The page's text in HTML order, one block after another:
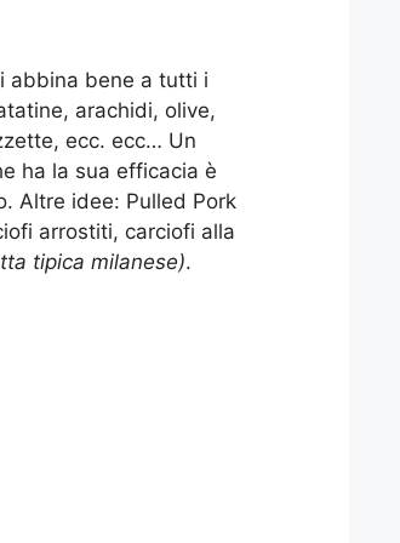
abbina bene a tutti i
arachidi, olive,
ecc. ecc… Un
ha la sua efficacia è
Altre idee: Pulled Pork
arrostiti, carciofi alla
tipica milanese).